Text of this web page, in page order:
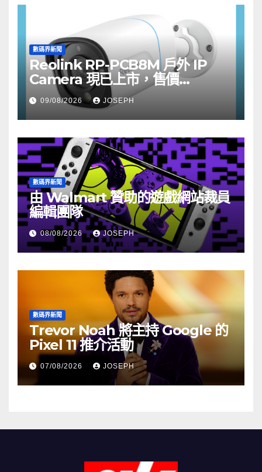
數碼界新聞
Reolink RP-PCB8M 戶外 IP
Camera 現已上市，售價
HK$722
09/08/2026 JOSEPH
數碼界新聞
由 Walmart 贊助的遊戲網站裁員
編輯團隊
08/08/2026 JOSEPH
數碼界新聞
Trevor Noah 將主持 Google 的
Pixel 11 推介活動
07/08/2026 JOSEPH